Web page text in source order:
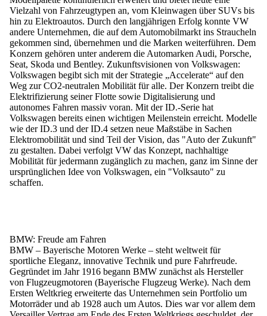
Vielzahl von Fahrzeugtypen an, vom Kleinwagen über SUVs bis
hin zu Elektroautos. Durch den langjährigen Erfolg konnte VW
andere Unternehmen, die auf dem Automobilmarkt ins Straucheln
gekommen sind, übernehmen und die Marken weiterführen. Dem
Konzern gehören unter anderem die Automarken Audi, Porsche,
Seat, Skoda und Bentley. Zukunftsvisionen von Volkswagen:
Volkswagen begibt sich mit der Strategie „Accelerate“ auf den
Weg zur CO2-neutralen Mobilität für alle. Der Konzern treibt die
Elektrifizierung seiner Flotte sowie Digitalisierung und
autonomes Fahren massiv voran. Mit der ID.-Serie hat
Volkswagen bereits einen wichtigen Meilenstein erreicht. Modelle
wie der ID.3 und der ID.4 setzen neue Maßstäbe in Sachen
Elektromobilität und sind Teil der Vision, das "Auto der Zukunft"
zu gestalten. Dabei verfolgt VW das Konzept, nachhaltige
Mobilität für jedermann zugänglich zu machen, ganz im Sinne der
ursprünglichen Idee von Volkswagen, ein "Volksauto" zu
schaffen.
BMW: Freude am Fahren
BMW – Bayerische Motoren Werke – steht weltweit für
sportliche Eleganz, innovative Technik und pure Fahrfreude.
Gegründet im Jahr 1916 begann BMW zunächst als Hersteller
von Flugzeugmotoren (Bayerische Flugzeug Werke). Nach dem
Ersten Weltkrieg erweiterte das Unternehmen sein Portfolio um
Motorräder und ab 1928 auch um Autos. Dies war vor allem dem